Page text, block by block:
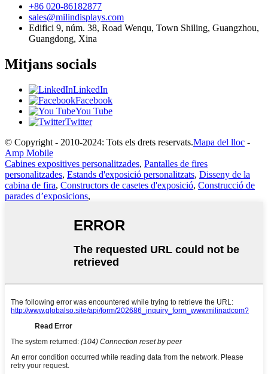
+86 020-86182877
sales@milindisplays.com
Edifici 9, núm. 38, Road Wenqu, Town Shiling, Guangzhou,
Guangdong, Xina
Mitjans socials
LinkedIn
Facebook
You Tube
Twitter
© Copyright - 2010-2024: Tots els drets reservats.Mapa del lloc -
Amp Mobile
Cabines expositives personalitzades, Pantalles de fires
personalitzades, Estands d'exposició personalitzats, Disseny de la
cabina de fira, Constructors de casetes d'exposició, Construcció de
parades d’exposicions,